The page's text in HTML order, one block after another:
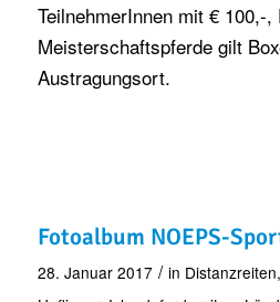
TeilnehmerInnen mit € 100,-,
Meisterschaftspferde gilt
Austragungsort.
Fotoalbum NOEPS-
28. Januar 2017 / in Distanzreiten,